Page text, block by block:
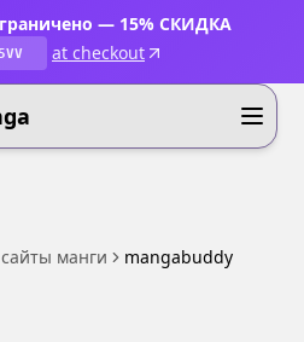
— 15% СКИДКА
at checkout
манги mangabuddy